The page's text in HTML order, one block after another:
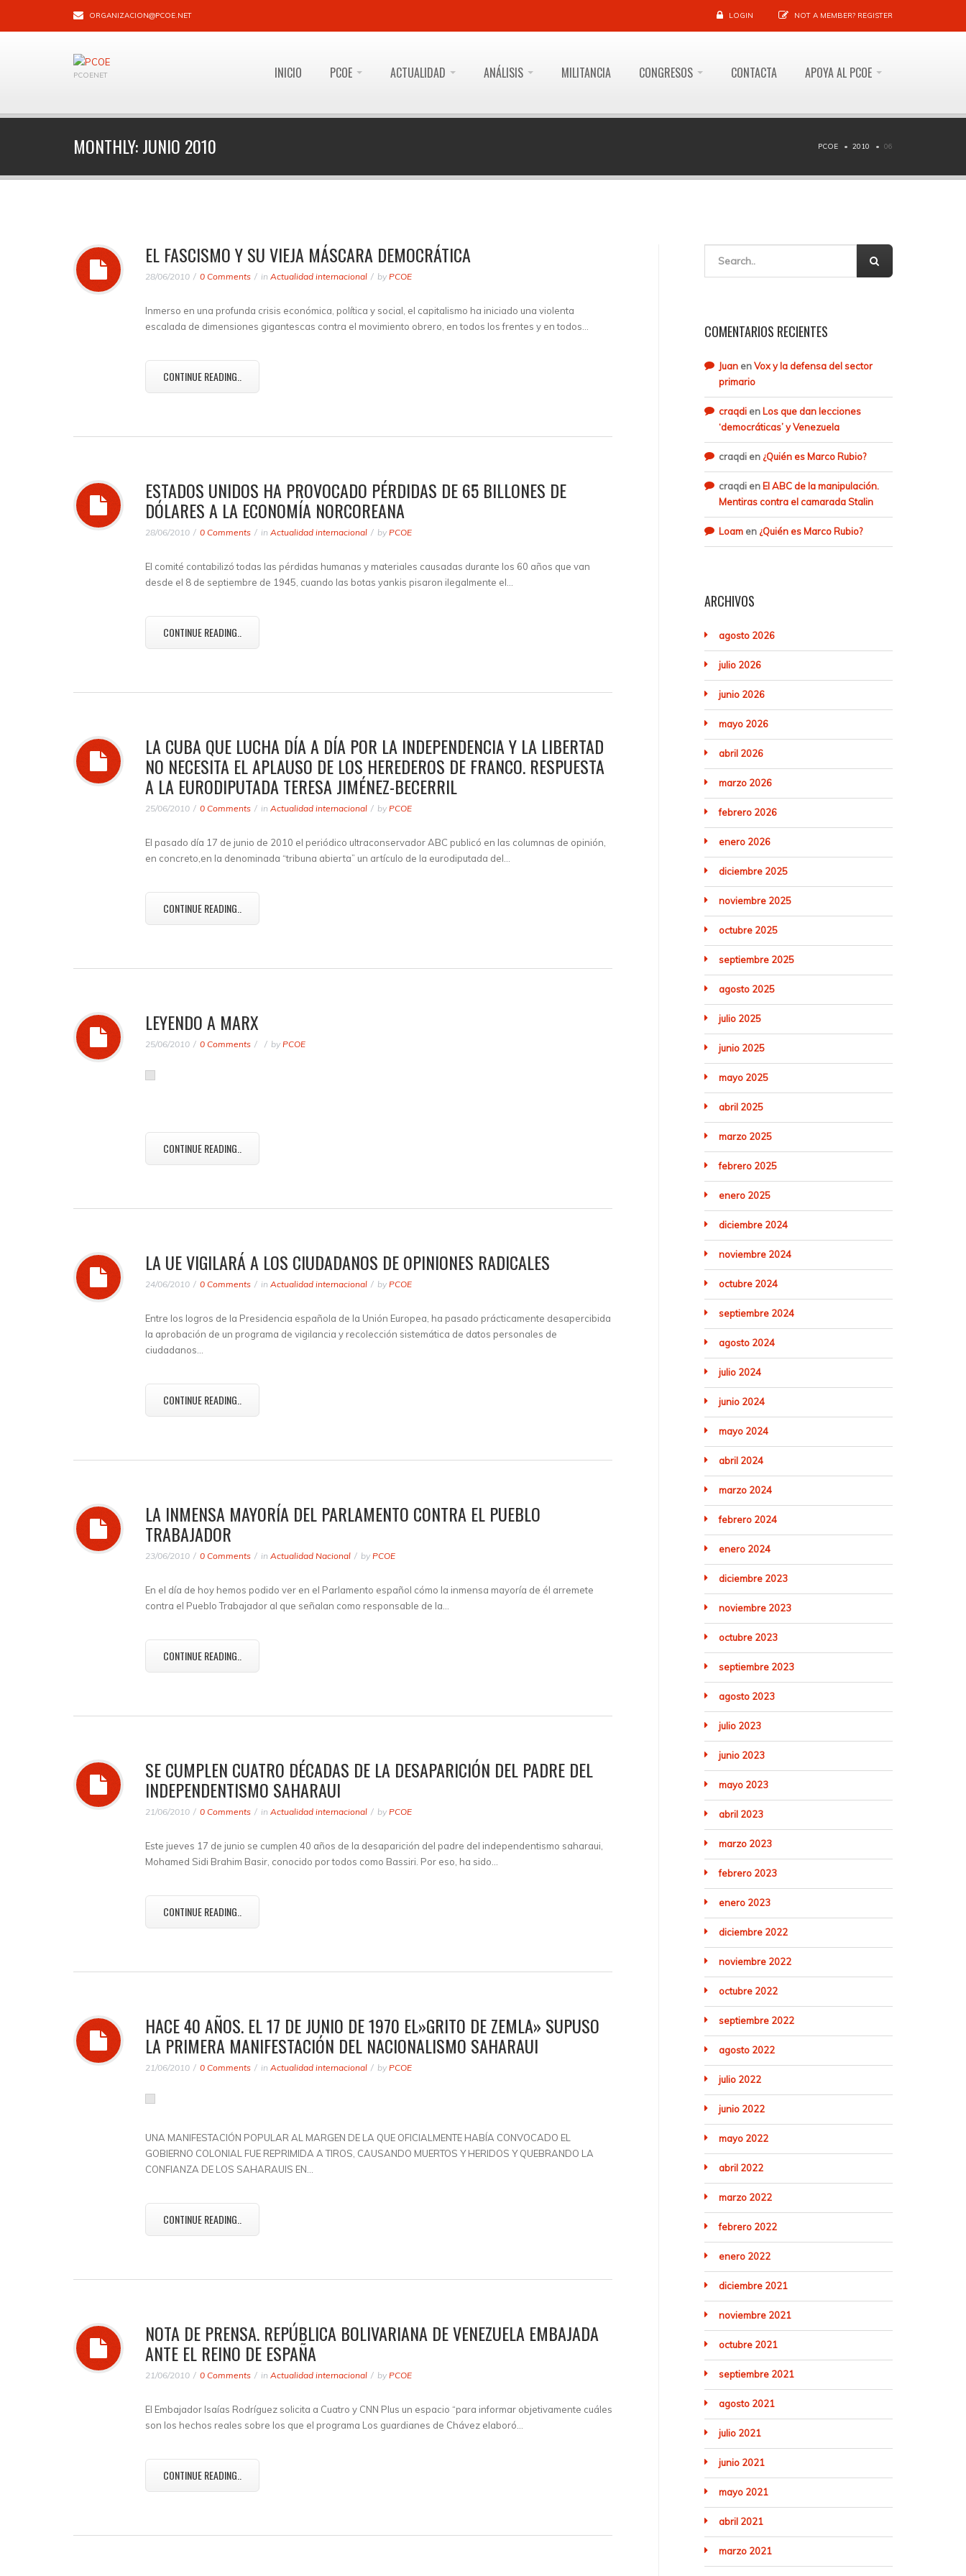
ORGANIZACION@PCOE.NET LOGIN NOT A MEMBER? REGISTER
PCOENET INICIO PCOE ACTUALIDAD ANÁLISIS MILITANCIA CONGRESOS CONTACTA APOYA AL PCOE
MONTHLY:JUNIO 2010 PCOE 2010 06
EL FASCISMO Y SU VIEJA MÁSCARA DEMOCRÁTICA
28/06/2010 0 Comments in Actualidad internacional by PCOE
Inmerso en una profunda crisis económica, política y social, el capitalismo ha iniciado una violenta
escalada de dimensiones gigantescas contra el movimiento obrero, en todos los frentes y en todos…
CONTINUE READING..
ESTADOS UNIDOS HA PROVOCADO PÉRDIDAS DE 65 BILLONES DE
DÓLARES A LA ECONOMÍA NORCOREANA
28/06/2010 0 Comments in Actualidad internacional by PCOE
El comité contabilizó todas las pérdidas humanas y materiales causadas durante los 60 años que van
desde el 8 de septiembre de 1945, cuando las botas yankis pisaron ilegalmente el…
CONTINUE READING..
LA CUBA QUE LUCHA DÍA A DÍA POR LA INDEPENDENCIA Y LA LIBERTAD
NO NECESITA EL APLAUSO DE LOS HEREDEROS DE FRANCO. RESPUESTA
A LA EURODIPUTADA TERESA JIMÉNEZ-BECERRIL
25/06/2010 0 Comments in Actualidad internacional by PCOE
El pasado día 17 de junio de 2010 el periódico ultraconservador ABC publicó en las columnas de opinión,
en concreto,en la denominada “tribuna abierta” un artículo de la eurodiputada del…
CONTINUE READING..
LEYENDO A MARX
25/06/2010 0 Comments by PCOE
CONTINUE READING..
LA UE VIGILARÁ A LOS CIUDADANOS DE OPINIONES RADICALES
24/06/2010 0 Comments in Actualidad internacional by PCOE
Entre los logros de la Presidencia española de la Unión Europea, ha pasado prácticamente desapercibida
la aprobación de un programa de vigilancia y recolección sistemática de datos personales de
ciudadanos…
CONTINUE READING..
LA INMENSA MAYORÍA DEL PARLAMENTO CONTRA EL PUEBLO
TRABAJADOR
23/06/2010 0 Comments in Actualidad Nacional by PCOE
En el día de hoy hemos podido ver en el Parlamento español cómo la inmensa mayoría de él arremete
contra el Pueblo Trabajador al que señalan como responsable de la…
CONTINUE READING..
SE CUMPLEN CUATRO DÉCADAS DE LA DESAPARICIÓN DEL PADRE DEL
INDEPENDENTISMO SAHARAUI
21/06/2010 0 Comments in Actualidad internacional by PCOE
Este jueves 17 de junio se cumplen 40 años de la desaparición del padre del independentismo saharaui,
Mohamed Sidi Brahim Basir, conocido por todos como Bassiri. Por eso, ha sido…
CONTINUE READING..
HACE 40 AÑOS. EL 17 DE JUNIO DE 1970 EL»GRITO DE ZEMLA» SUPUSO
LA PRIMERA MANIFESTACIÓN DEL NACIONALISMO SAHARAUI
21/06/2010 0 Comments in Actualidad internacional by PCOE
UNA MANIFESTACIÓN POPULAR AL MARGEN DE LA QUE OFICIALMENTE HABÍA CONVOCADO EL
GOBIERNO COLONIAL FUE REPRIMIDA A TIROS, CAUSANDO MUERTOS Y HERIDOS Y QUEBRANDO LA
CONFIANZA DE LOS SAHARAUIS EN…
CONTINUE READING..
NOTA DE PRENSA. REPÚBLICA BOLIVARIANA DE VENEZUELA EMBAJADA
ANTE EL REINO DE ESPAÑA
21/06/2010 0 Comments in Actualidad internacional by PCOE
El Embajador Isaías Rodríguez solicita a Cuatro y CNN Plus un espacio “para informar objetivamente cuáles
son los hechos reales sobre los que el programa Los guardianes de Chávez elaboró…
CONTINUE READING..
COMENTARIOS RECIENTES
JuanenVox y la defensa del sector
primario
craqdien Los que dan lecciones
‘democráticas’ y Venezuela
craqdien ¿Quién es Marco Rubio?
craqdien El ABC de la manipulación.
Mentiras contra el camarada Stalin
Loamen ¿Quién es Marco Rubio?
ARCHIVOS
agosto 2026
julio 2026
junio 2026
mayo 2026
abril 2026
marzo 2026
febrero 2026
enero 2026
diciembre 2025
noviembre 2025
octubre 2025
septiembre 2025
agosto 2025
julio 2025
junio 2025
mayo 2025
abril 2025
marzo 2025
febrero 2025
enero 2025
diciembre 2024
noviembre 2024
octubre 2024
septiembre 2024
agosto 2024
julio 2024
junio 2024
mayo 2024
abril 2024
marzo 2024
febrero 2024
enero 2024
diciembre 2023
noviembre 2023
octubre 2023
septiembre 2023
agosto 2023
julio 2023
junio 2023
mayo 2023
abril 2023
marzo 2023
febrero 2023
enero 2023
diciembre 2022
noviembre 2022
octubre 2022
septiembre 2022
agosto 2022
julio 2022
junio 2022
mayo 2022
abril 2022
marzo 2022
febrero 2022
enero 2022
diciembre 2021
noviembre 2021
octubre 2021
septiembre 2021
agosto 2021
julio 2021
junio 2021
mayo 2021
abril 2021
marzo 2021